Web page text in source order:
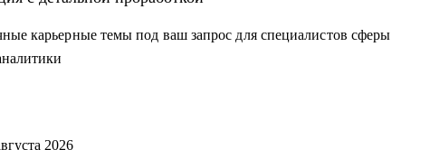
Management
в США по визе талантов О1 / ЕВ1-А
карьерные темы под ваш запрос для специалистов сферы
2026